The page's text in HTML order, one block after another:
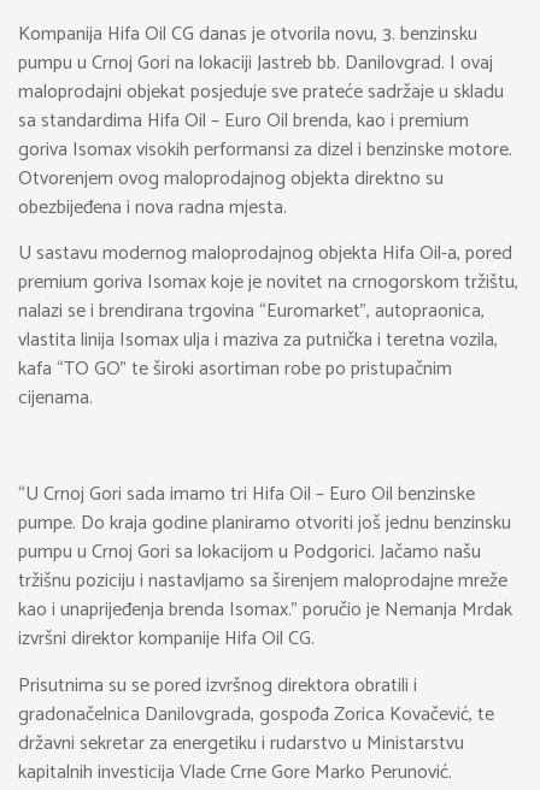
Kompanija Hifa Oil CG danas je otvorila novu, 3. benzinsku
pumpu u Crnoj Gori na lokaciji Jastreb bb. Danilovgrad. I ovaj
maloprodajni objekat posjeduje sve prateće sadržaje u skladu
sa standardima Hifa Oil – Euro Oil brenda, kao i premium
goriva Isomax visokih performansi za dizel i benzinske motore.
Otvorenjem ovog maloprodajnog objekta direktno su
obezbijeđena i nova radna mjesta.
U sastavu modernog maloprodajnog objekta Hifa Oil-a, pored
premium goriva Isomax koje je novitet na crnogorskom tržištu,
nalazi se i brendirana trgovina “Euromarket”, autopraonica,
vlastita linija Isomax ulja i maziva za putnička i teretna vozila,
kafa “TO GO” te široki asortiman robe po pristupačnim
cijenama.
“U Crnoj Gori sada imamo tri Hifa Oil – Euro Oil benzinske
pumpe. Do kraja godine planiramo otvoriti još jednu benzinsku
pumpu u Crnoj Gori sa lokacijom u Podgorici. Jačamo našu
tržišnu poziciju i nastavljamo sa širenjem maloprodajne mreže
kao i unaprijeđenja brenda Isomax.” poručio je Nemanja Mrdak
izvršni direktor kompanije Hifa Oil CG.
Prisutnima su se pored izvršnog direktora obratili i
gradonačelnica Danilovgrada, gospođa Zorica Kovačević, te
državni sekretar za energetiku i rudarstvo u Ministarstvu
kapitalnih investicija Vlade Crne Gore Marko Perunović.